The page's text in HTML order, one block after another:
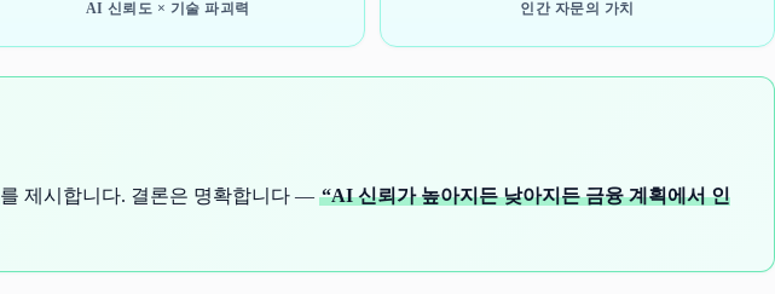
AI 신뢰도 × 기술 파괴력 인간 자문의 가치
를 제시합니다. 결론은 명확합니다 — “AI 신뢰가 높아지든 낮아지든 금융 계획에서 인